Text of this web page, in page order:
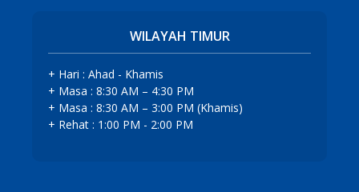
WILAYAH TIMUR
+ Hari : Ahad - Khamis
+ Masa : 8:30 AM – 4:30 PM
+ Masa : 8:30 AM – 3:00 PM (Khamis)
+ Rehat : 1:00 PM - 2:00 PM